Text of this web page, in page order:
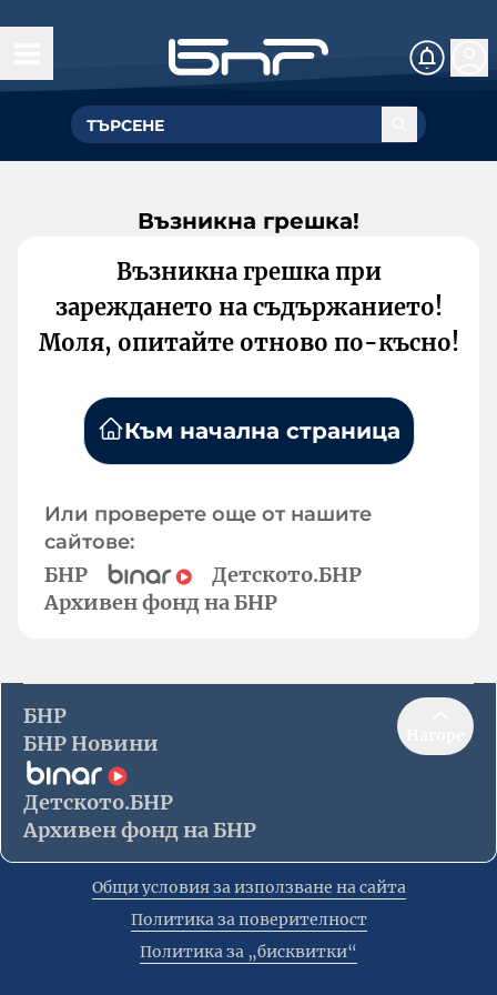
Възникна грешка!
Възникна грешка при
зареждането на съдържанието!
Моля, опитайте отново по-късно!
Към начална страница
Или проверете още от нашите
сайтове:
БНР
Детското.БНР
Архивен фонд на БНР
БНР
БНР Новини
Детското.БНР
Архивен фонд на БНР
Общи условия за използване на сайта
Политика за поверителност
Политика за „бисквитки“